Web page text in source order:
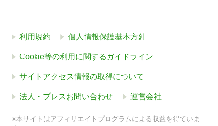
利用規約 個人情報保護基本方針
Cookie等の利用に関するガイドライン
サイトアクセス情報の取得について
法人・プレスお問い合わせ 運営会社
※本サイトはアフィリエイトプログラムによる収益を得ていま